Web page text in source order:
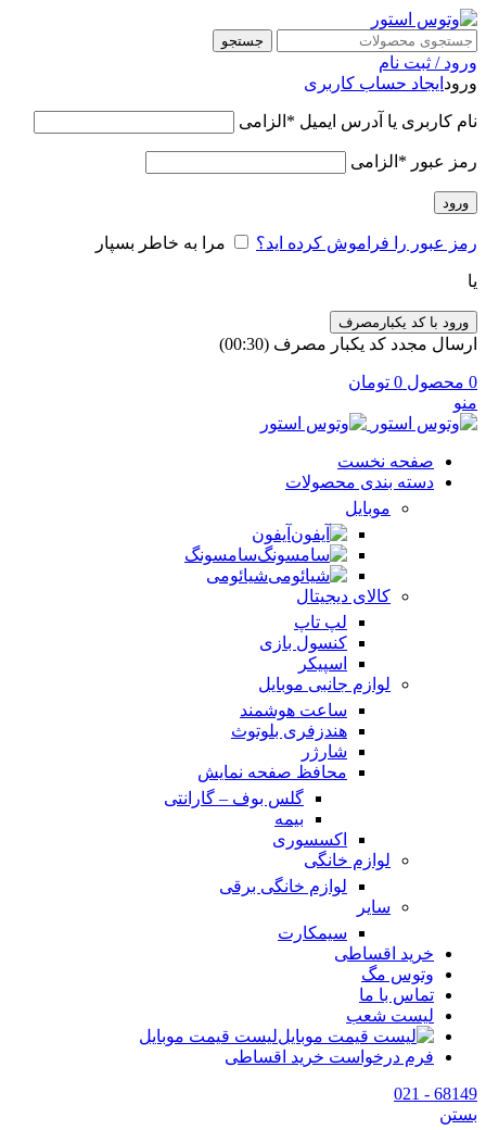
جستجو
ورود / ثبت نام
ورود ایجاد حساب کاربری
نام کاربری یا آدرس ایمیل * الزامی
رمز عبور * الزامی
ورود
رمز عبور را فراموش کرده اید؟ مرا به خاطر بسپار
یا
ورود با کد یکبارمصرف
ارسال مجدد کد یکبار مصرف (00:
30
)
0 محصول 0 تومان
منو
صفحه نخست
دسته بندی محصولات
موبایل
آیفون
سامسونگ
شیائومی
کالای دیجیتال
لپ تاپ
کنسول بازی
اسپیکر
لوازم جانبی موبایل
ساعت هوشمند
هندزفری بلوتوث
شارژر
محافظ صفحه نمایش
گلس بوف – گارانتی
بیمه
اکسسوری
لوازم خانگی
لوازم خانگی برقی
سایر
سیمکارت
خرید اقساطی
وتوس مگ
تماس با ما
لیست شعب
لیست قیمت موبایل
فرم درخواست خرید اقساطی
68149 - 021
بستن